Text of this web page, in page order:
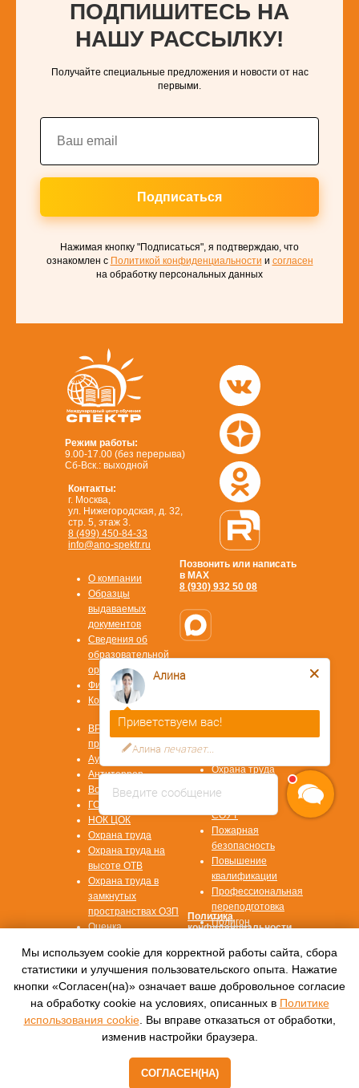
ПОДПИШИТЕСЬ НА
НАШУ РАССЫЛКУ!
Получайте специальные предложения и новости от нас
первыми.
Подписаться
Нажимая кнопку "Подписаться", я подтверждаю, что
ознакомлен с Политикой конфиденциальности и согласен
на обработку персональных данных
Режим работы:
9.00-17.00 (без перерыва)
Сб-Вск.: выходной
Позвонить или написать
в MAX
8 (930) 932 50 08
Контакты:
г. Москва,
ул. Нижегородская, д. 32,
стр. 5, этаж 3.
8 (499) 450-84-33
info@ano-spektr.ru
© 2016—2022, Автономная некоммерческая
организация
дополнительного профессионального
образования
«Международный центр обучения «СПЕКТР»
ВОПРОСЫ
Согласие на
обработку данных
Политика
конфиденциальности
ВРМ СОТ
программа
Аудит/Аутсорсинг
Антитеррор
Воинский учет
ГОЧС
НОК ЦОК
Охрана труда
Охрана труда на
высоте ОТВ
Охрана труда в
замкнутых
пространствах ОЗП
Оценка
рисков ОПР
Охрана труда
Первая помощь
Охрана труда СИЗ
Охрана труда
Охрана труда
СОУТ
Пожарная
безопасность
Повышение
квалификации
Профессиональная
переподготовка
Полигон
О компании
Образцы
выдаваемых
документов
Сведения об
образовательной
организации
Физ. лицам
Контакты
Мы используем cookie для корректной работы сайта, сбора
статистики и улучшения пользовательского опыта. Нажатие
кнопки «Согласен(на)» означает ваше добровольное согласие
на обработку cookie на условиях, описанных в Политике
использования cookie. Вы вправе отказаться от обработки,
изменив настройки браузера.
СОГЛАСЕН(НА)
Made on Tilda
Введите сообщение
Алина
Приветствуем вас!
Алина печатает...